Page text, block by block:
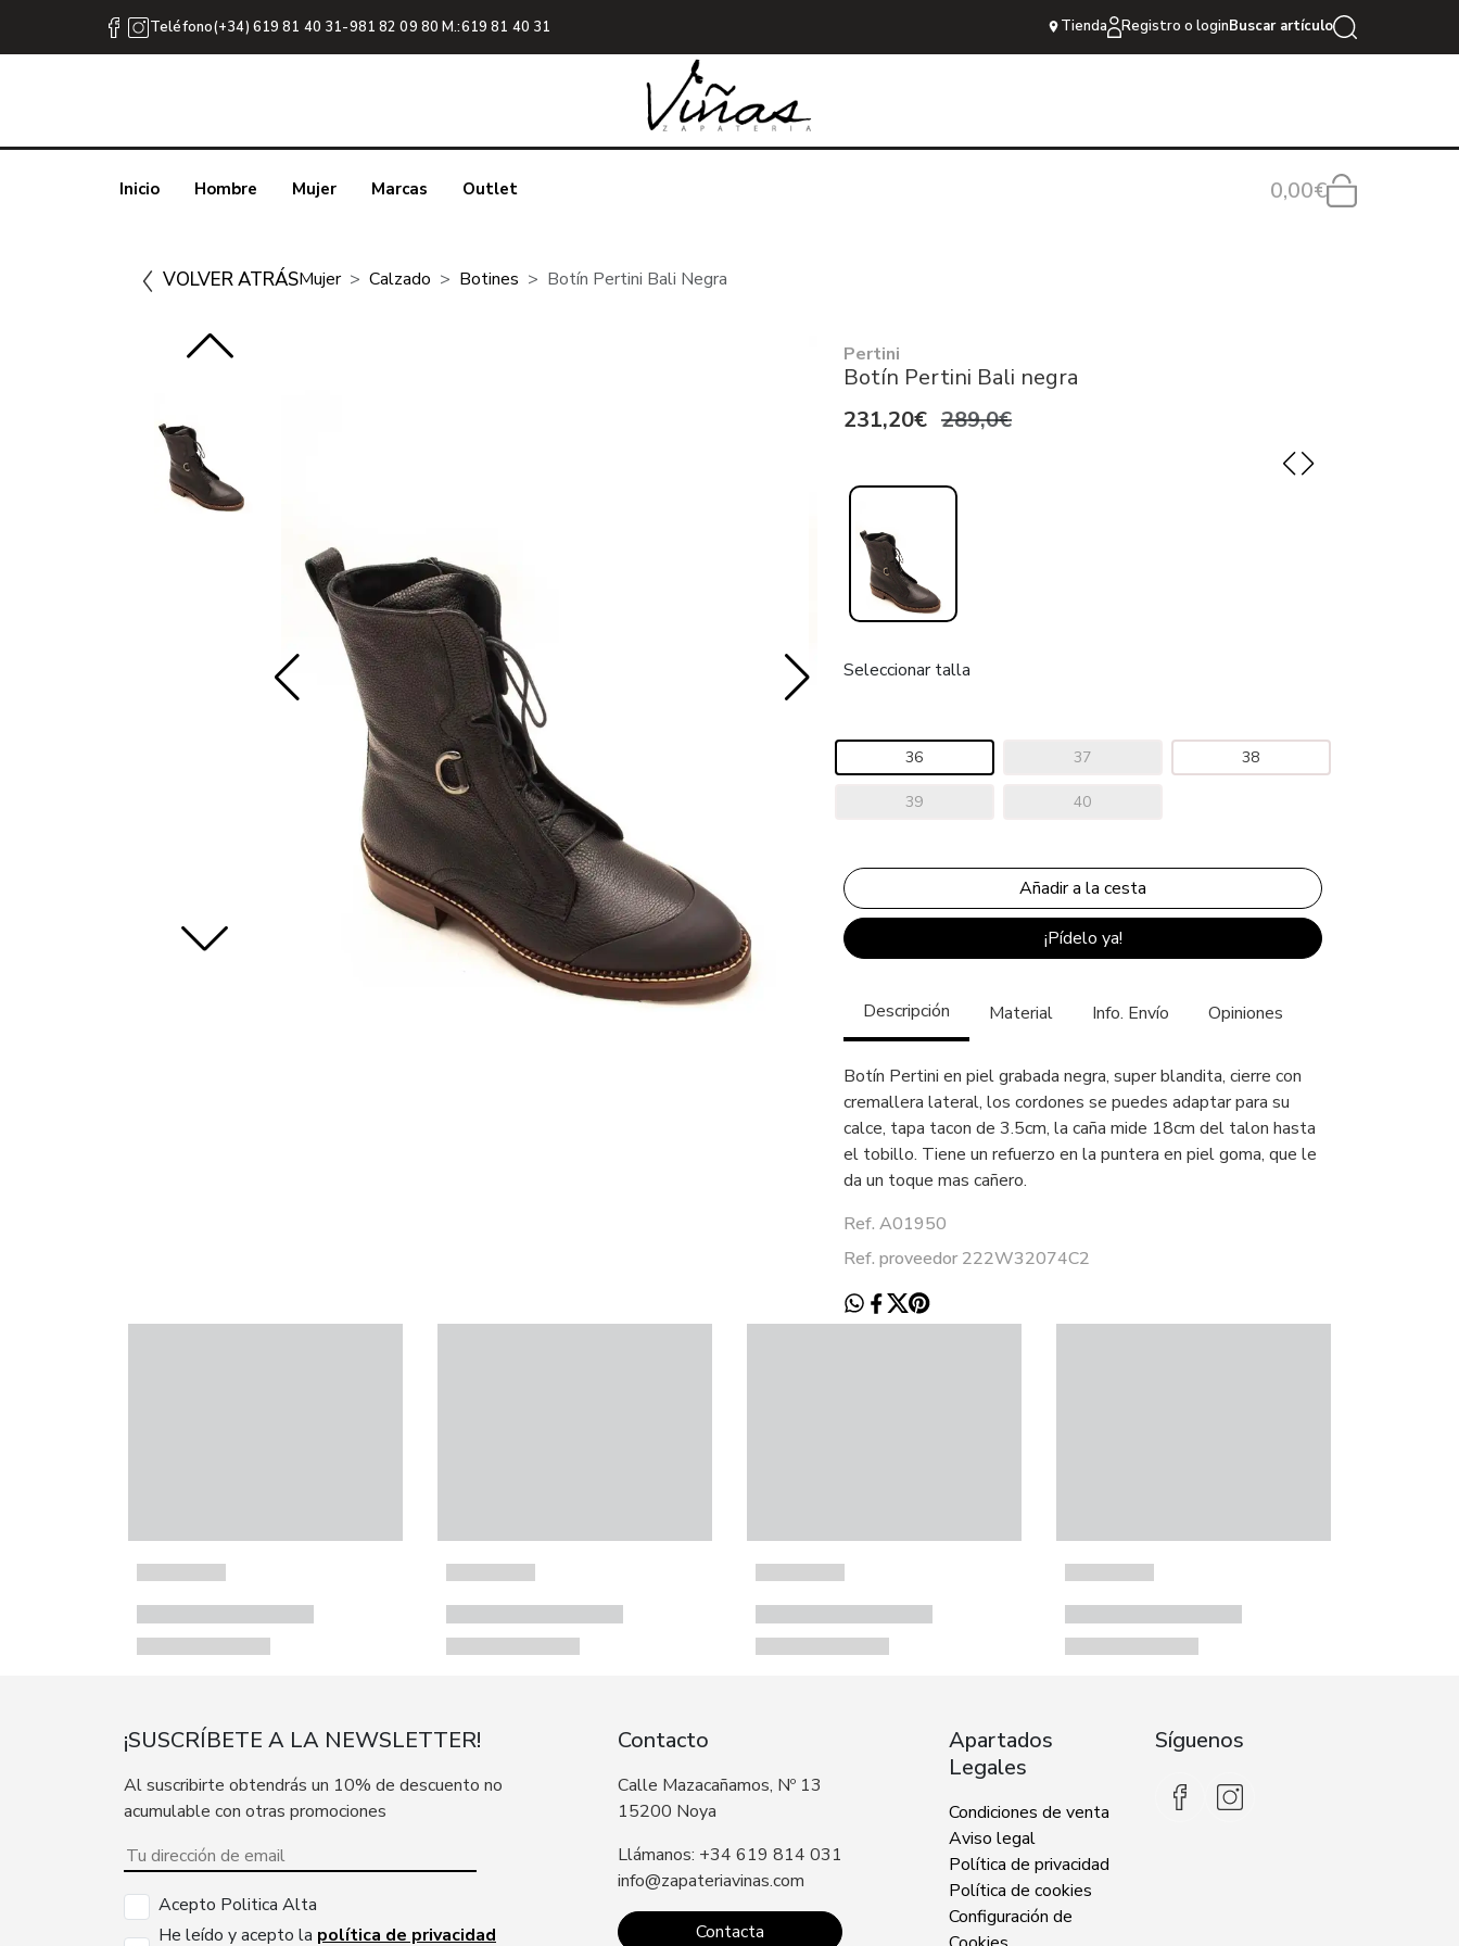
Teléfono(+34) 619 81 40 31-981 82 09 80 M.:619 81 40 31 Tienda Registro o loginBuscar artículo
Inicio Hombre Mujer Marcas Outlet 0,00€
VOLVER ATRÁSMujer Calzado Botines Botín Pertini Bali Negra
Pertini
Botín Pertini Bali negra
231,20€ 289,0€
Seleccionar talla
36 37 38
39 40
¡Pídelo ya!
Descripción Material Info. Envío Opiniones
Botín Pertini en piel grabada negra, super blandita, cierre con
cremallera lateral, los cordones se puedes adaptar para su
calce, tapa tacon de 3.5cm, la caña mide 18cm del talon hasta
el tobillo. Tiene un refuerzo en la puntera en piel goma, que le
da un toque mas cañero.
Ref. A01950
Ref. proveedor 222W32074C2
¡SUSCRÍBETE A LA NEWSLETTER!
Al suscribirte obtendrás un 10% de descuento no
acumulable con otras promociones
Acepto Politica Alta
He leído y acepto la política de privacidad
Contacto
Calle Mazacañamos, Nº 13
15200 Noya
Llámanos: +34 619 814 031
info@zapateriavinas.com
Contacta
Apartados
Legales
Condiciones de venta
Aviso legal
Política de privacidad
Política de cookies
Configuración de
Síguenos